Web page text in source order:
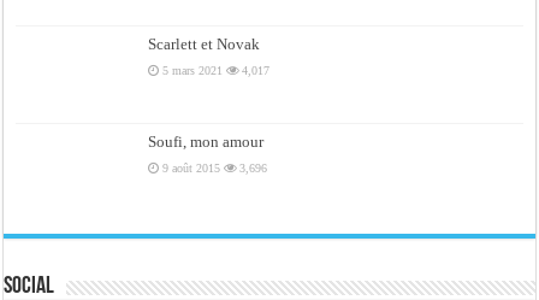
Scarlett et Novak
5 mars 2021 4,017
Soufi, mon amour
9 août 2015 3,696
Social